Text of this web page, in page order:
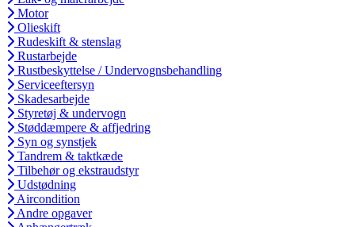
Motor
Olieskift
Rudeskift & stenslag
Rustarbejde
Rustbeskyttelse / Undervognsbehandling
Serviceeftersyn
Skadesarbejde
Styretøj & undervogn
Støddæmpere & affjedring
Syn og synstjek
Tandrem & taktkæde
Tilbehør og ekstraudstyr
Udstødning
Aircondition
Andre opgaver